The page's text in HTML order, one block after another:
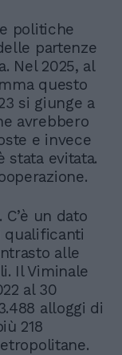
politiche
partenze
Nel 2025, al
questo
si giunge a
avrebbero
e invece
stata evitata.
un dato
qualificanti
alle
Il Viminale
al 30
alloggi di
218